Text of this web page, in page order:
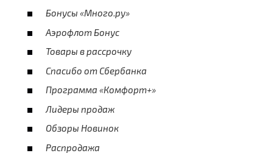
Бонусы «Много.ру»
Аэрофлот Бонус
Товары в рассрочку
Спасибо от Сбербанка
Программа «Комфорт+»
Лидеры продаж
Обзоры Новинок
Распродажа